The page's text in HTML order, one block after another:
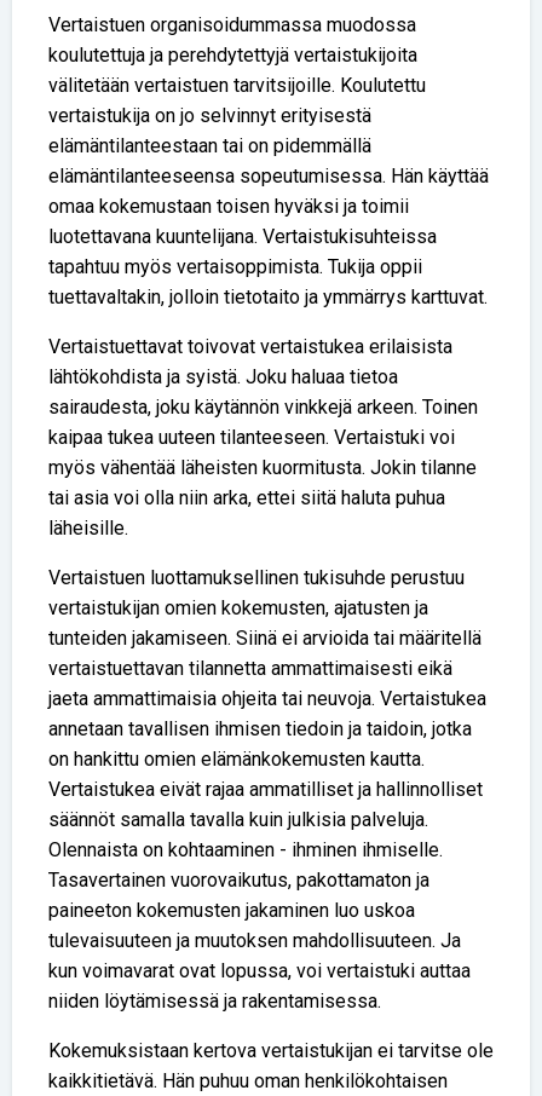
Vertaistuen organisoidummassa muodossa
koulutettuja ja perehdytettyjä vertaistukijoita
välitetään vertaistuen tarvitsijoille. Koulutettu
vertaistukija on jo selvinnyt erityisestä
elämäntilanteestaan tai on pidemmällä
elämäntilanteeseensa sopeutumisessa. Hän käyttää
omaa kokemustaan toisen hyväksi ja toimii
luotettavana kuuntelijana. Vertaistukisuhteissa
tapahtuu myös vertaisoppimista. Tukija oppii
tuettavaltakin, jolloin tietotaito ja ymmärrys karttuvat.
Vertaistuettavat toivovat vertaistukea erilaisista
lähtökohdista ja syistä. Joku haluaa tietoa
sairaudesta, joku käytännön vinkkejä arkeen. Toinen
kaipaa tukea uuteen tilanteeseen. Vertaistuki voi
myös vähentää läheisten kuormitusta. Jokin tilanne
tai asia voi olla niin arka, ettei siitä haluta puhua
läheisille.
Vertaistuen luottamuksellinen tukisuhde perustuu
vertaistukijan omien kokemusten, ajatusten ja
tunteiden jakamiseen. Siinä ei arvioida tai määritellä
vertaistuettavan tilannetta ammattimaisesti eikä
jaeta ammattimaisia ohjeita tai neuvoja. Vertaistukea
annetaan tavallisen ihmisen tiedoin ja taidoin, jotka
on hankittu omien elämänkokemusten kautta.
Vertaistukea eivät rajaa ammatilliset ja hallinnolliset
säännöt samalla tavalla kuin julkisia palveluja.
Olennaista on kohtaaminen - ihminen ihmiselle.
Tasavertainen vuorovaikutus, pakottamaton ja
paineeton kokemusten jakaminen luo uskoa
tulevaisuuteen ja muutoksen mahdollisuuteen. Ja
kun voimavarat ovat lopussa, voi vertaistuki auttaa
niiden löytämisessä ja rakentamisessa.
Kokemuksistaan kertova vertaistukijan ei tarvitse ole
kaikkitietävä. Hän puhuu oman henkilökohtaisen